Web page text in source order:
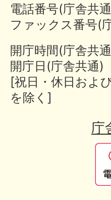
電話番号(庁舎
ファックス番号(
開庁時間(庁舎共
開庁日(庁舎共通)
[祝日・休日およ
を除く]
庁